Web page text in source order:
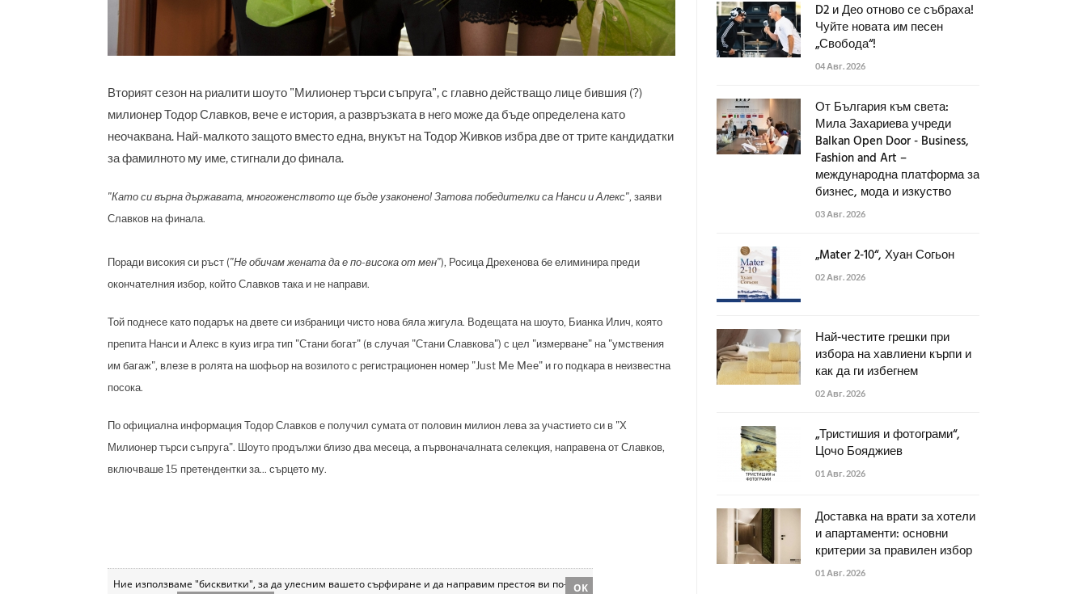
Вторият сезон на риалити шоуто "Милионер търси съпруга", с главно действащо лице бившия (?)
милионер Тодор Славков, вече е история, а развръзката в него може да бъде определена като
неочаквана. Най-малкото защото вместо една, внукът на Тодор Живков избра две от трите кандидатки
за фамилното му име, стигнали до финала.
"Като си върна държавата, многоженството ще бъде узаконено! Затова победителки са Нанси и Алекс", заяви
Славков на финала.
Поради високия си ръст ("Не обичам жената да е по-висока от мен"), Росица Дрехенова бе елиминира преди
окончателния избор, който Славков така и не направи.
Той поднесе като подарък на двете си избраници чисто нова бяла жигула. Водещата на шоуто, Бианка Илич, която
препита Нанси и Алекс в куиз игра тип "Стани богат" (в случая "Стани Славкова") с цел "измерване" на "умствения
им багаж", влезе в ролята на шофьор на возилото с регистрационен номер "Just Me Meе" и го подкара в неизвестна
посока.
По официална информация Тодор Славков е получил сумата от половин милион лева за участието си в "Х
Милионер търси съпруга". Шоуто продължи близо два месеца, а първоначалната селекция, направена от Славков,
включваше 15 претендентки за... сърцето му.
D2 и Део отново се събраха!
Чуйте новата им песен
„Свобода“!
04 Авг. 2026
От България към света:
Мила Захариева учреди
Balkan Open Door - Business,
Fashion and Art –
международна платформа за
бизнес, мода и изкуство
03 Авг. 2026
„Mater 2-10“, Хуан Согьон
02 Авг. 2026
Най-честите грешки при
избора на хавлиени кърпи и
как да ги избегнем
02 Авг. 2026
„Тристишия и фотограми“,
Цочо Бояджиев
01 Авг. 2026
Доставка на врати за хотели
и апартаменти: основни
критерии за правилен избор
01 Авг. 2026